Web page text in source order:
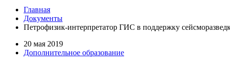
Главная
Документы
Петрофизик-интерпретатор ГИС в поддержку
20 мая 2019
Дополнительное образование